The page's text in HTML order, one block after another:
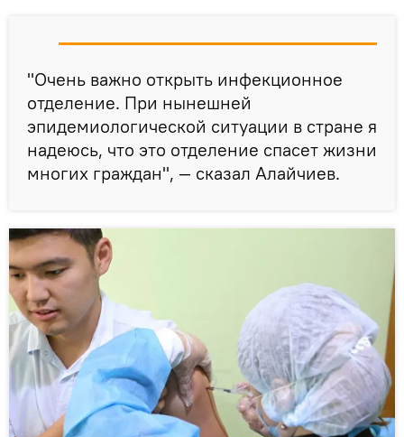
"Очень важно открыть инфекционное
отделение. При нынешней
эпидемиологической ситуации в стране я
надеюсь, что это отделение спасет жизни
многих граждан", — сказал Алайчиев.